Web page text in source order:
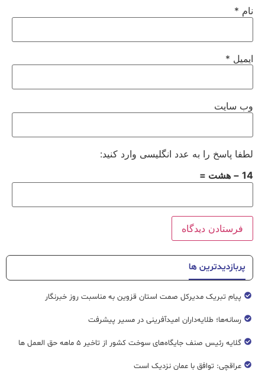
نام *
ایمیل *
وب‌ سایت
لطفا پاسخ را به عدد انگلیسی وارد کنید:
14 − هشت =
پربازدیدترین ها
پیام تبریک مدیرکل صمت استان قزوین به مناسبت روز خبرنگار
رسانه‌ها؛ طلایه‌داران امیدآفرینی در مسیر پیشرفت
گلایه رئیس صنف جایگاه‌های سوخت کشور از تاخیر ۵ ماهه حق العمل ها
عراقچی: توافق با عمان نزدیک است